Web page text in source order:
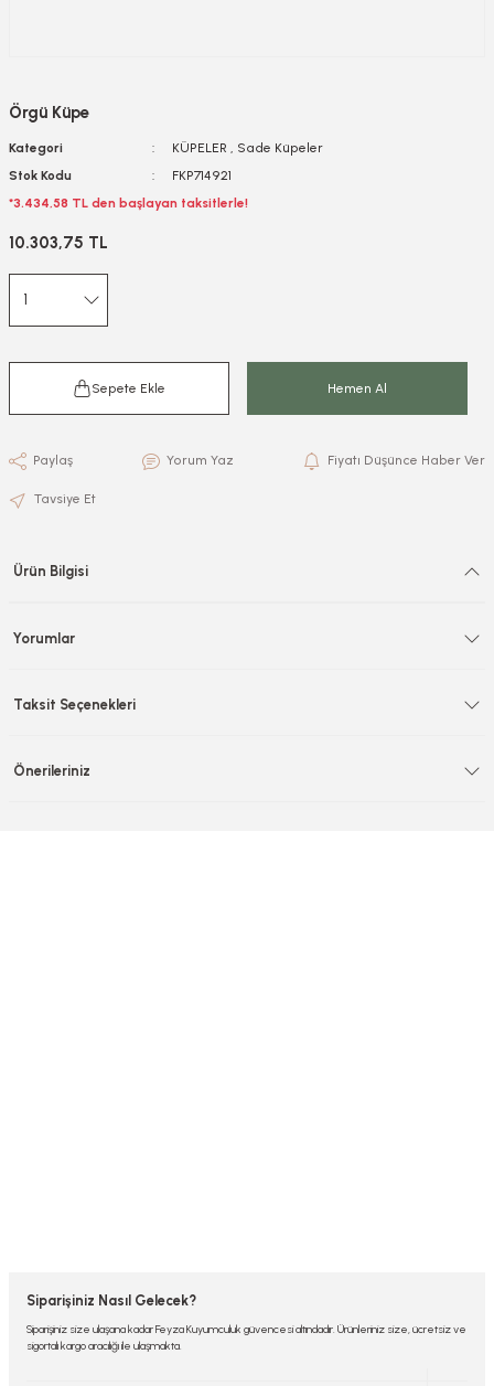
Örgü Küpe
Kategori KÜPELER , Sade Küpeler
Stok Kodu
FKP714921
*3.434,58 TL den başlayan taksitlerle!
10.303,75 TL
Sepete Ekle Hemen Al
Yorum Yaz Fiyatı Düşünce Haber Ver
Tavsiye Et
Paylaş
Ürün Bilgisi
Yorumlar
Taksit Seçenekleri
Önerileriniz
Siparişiniz Nasıl Gelecek?
Siparişiniz size ulaşana kadar Feyza Kuyumculuk güvencesi altındadır. Ürünleriniz size, ücretsiz ve
sigortalı kargo aracılığı ile ulaşmakta.